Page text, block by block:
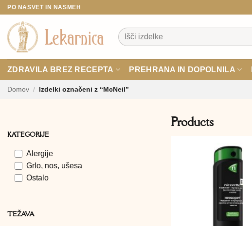
Skoči
vsebino
PO NASVET IN NASMEH
Išči:
ZDRAVILA BREZ RECEPTA PREHRANA IN DOPOLNILA
Domov / Izdelki označeni z “McNeil”
KATEGORIJE
Alergije
Grlo, nos, ušesa
Ostalo
TEŽAVA
Products